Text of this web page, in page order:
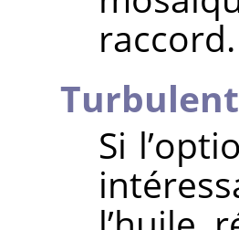
raccord.
Turbulent
Si